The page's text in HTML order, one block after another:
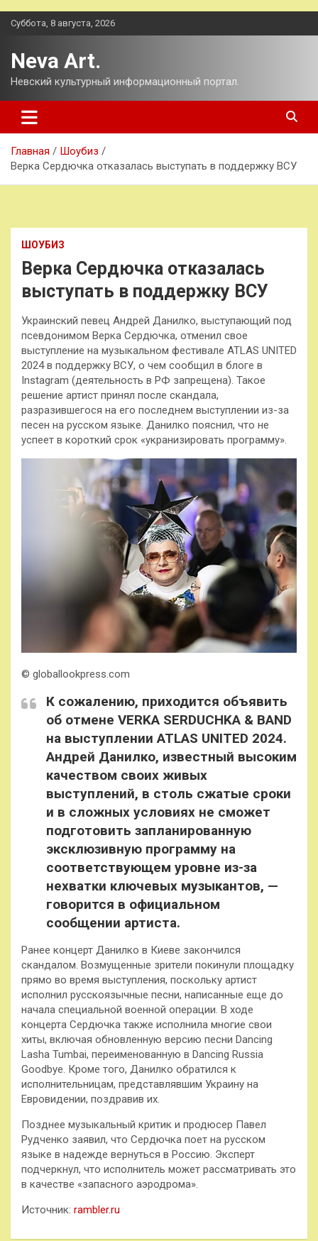
Перейти
Суббота, 8 августа, 2026
Neva Art.
Невский культурный информационный портал.
Главная
Шоубиз
Верка Сердючка отказалась выступать в поддержку ВСУ
ШОУБИЗ
Верка Сердючка отказалась
выступать в поддержку ВСУ
Украинский певец Андрей Данилко, выступающий под
псевдонимом Верка Сердючка, отменил свое
выступление на музыкальном фестивале ATLAS UNITED
2024 в поддержку ВСУ, о чем сообщил в блоге в
Instagram (деятельность в РФ запрещена). Такое
решение артист принял после скандала,
разразившегося на его последнем выступлении из-за
песен на русском языке. Данилко пояснил, что не
успеет в короткий срок «укранизировать программу».
© globallookpress.com
К сожалению, приходится объявить
об отмене VERKA SERDUCHKA & BAND
на выступлении ATLAS UNITED 2024.
Андрей Данилко, известный высоким
качеством своих живых
выступлений, в столь сжатые сроки
и в сложных условиях не сможет
подготовить запланированную
эксклюзивную программу на
соответствующем уровне из-за
нехватки ключевых музыкантов, —
говорится в официальном
сообщении артиста.
Ранее концерт Данилко в Киеве закончился
скандалом. Возмущенные зрители покинули площадку
прямо во время выступления, поскольку артист
исполнил русскоязычные песни, написанные еще до
начала специальной военной операции. В ходе
концерта Сердючка также исполнила многие свои
хиты, включая обновленную версию песни Dancing
Lasha Tumbai, переименованную в Dancing Russia
Goodbye. Кроме того, Данилко обратился к
исполнительницам, представлявшим Украину на
Евровидении, поздравив их.
Позднее музыкальный критик и продюсер Павел
Рудченко заявил, что Сердючка поет на русском
языке в надежде вернуться в Россию. Эксперт
подчеркнул, что исполнитель может рассматривать это
в качестве «запасного аэродрома».
Источник: rambler.ru